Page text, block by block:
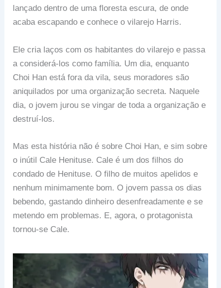
lançado dentro de uma floresta escura, de onde
acaba escapando e conhece o vilarejo Harris.
Ele cria laços com os habitantes do vilarejo e passa
a considerá-los como família. Um dia, enquanto
Choi Han está fora da vila, seus moradores são
aniquilados por uma organização secreta. Naquele
dia, o jovem jurou se vingar de toda a organização e
destruí-los.
Mas esta história não é sobre Choi Han, e sim sobre
o inútil Cale Henituse. Cale é um dos filhos do
condado de Henituse. O filho de muitos apelidos e
nenhum minimamente bom. O jovem passa os dias
bebendo, gastando dinheiro desenfreadamente e se
metendo em problemas. E, agora, o protagonista
tornou-se Cale.